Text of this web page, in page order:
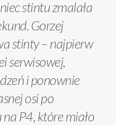
stintu zmalała
Gorzej
stinty – najpierw
serwisowej,
i ponownie
osi po
P4, które miało